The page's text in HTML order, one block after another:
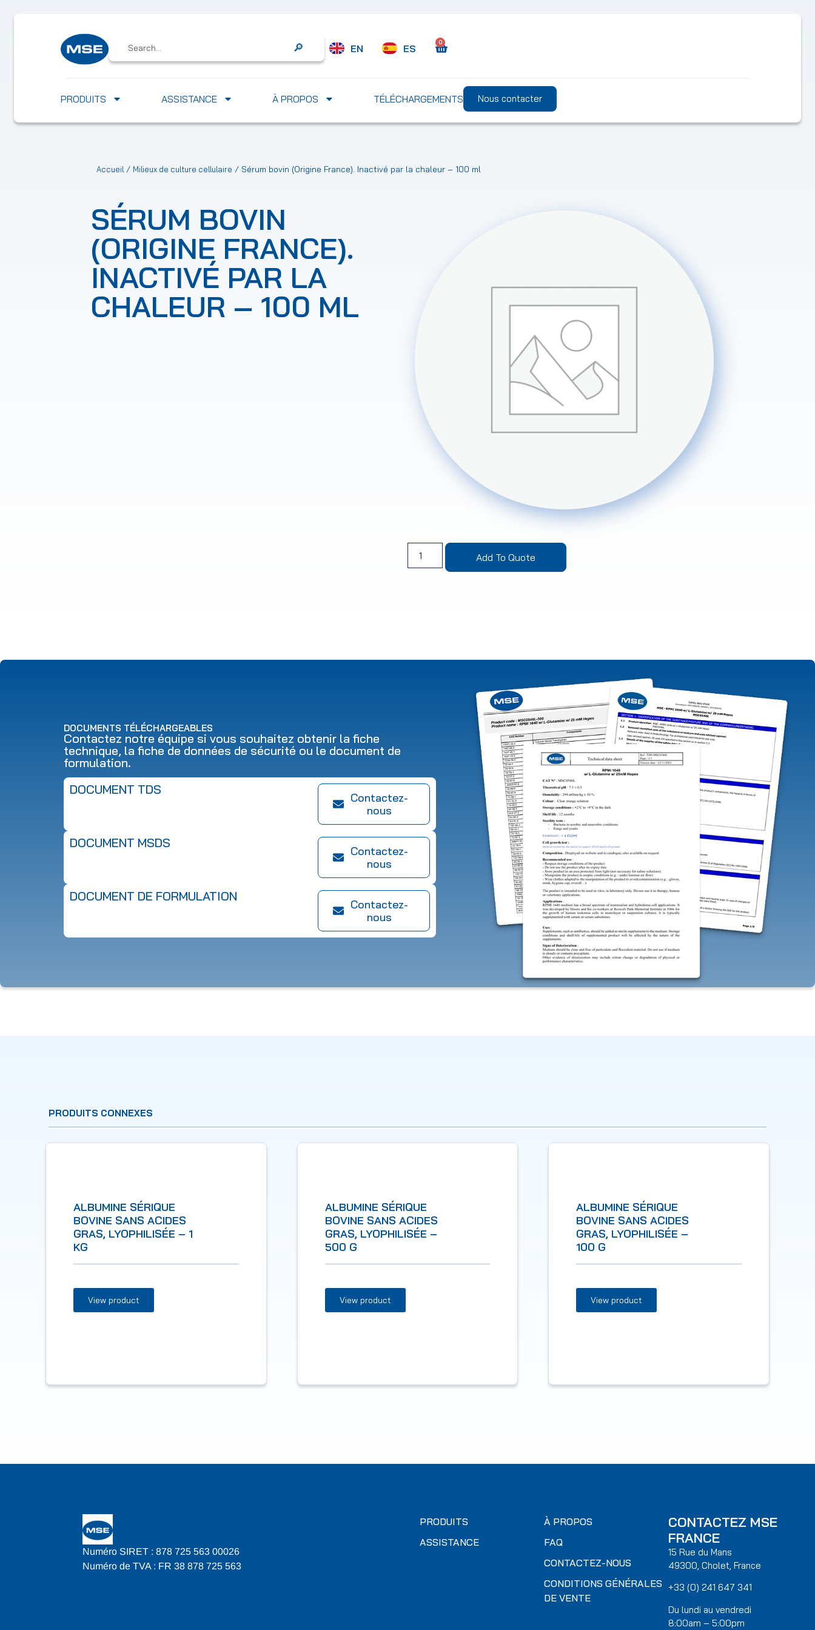
Search EN ES
0
PRODUITS ASSISTANCE À PROPOS TÉLÉCHARGEMENTS Nous contacter
Accueil / Milieux de culture cellulaire / Sérum bovin (Origine France). Inactivé par la chaleur – 100 ml
SÉRUM BOVIN
(ORIGINE FRANCE).
INACTIVÉ PAR LA
CHALEUR – 100 ML
Add To Quote
DOCUMENTS TÉLÉCHARGEABLES
Contactez notre équipe si vous souhaitez obtenir la fiche
technique, la fiche de données de sécurité ou le document de
formulation.
Contactez-
nous
DOCUMENT TDS
Contactez-
nous
DOCUMENT MSDS
Contactez-
nous
DOCUMENT DE FORMULATION
PRODUITS CONNEXES
ALBUMINE SÉRIQUE
BOVINE SANS ACIDES
GRAS, LYOPHILISÉE – 1
KG
View product
ALBUMINE SÉRIQUE
BOVINE SANS ACIDES
GRAS, LYOPHILISÉE –
500 G
View product
ALBUMINE SÉRIQUE
BOVINE SANS ACIDES
GRAS, LYOPHILISÉE –
100 G
View product
Numéro SIRET : 878 725 563 00026
Numéro de TVA : FR 38 878 725 563
PRODUITS
ASSISTANCE
À PROPOS
FAQ
CONTACTEZ-NOUS
CONDITIONS GÉNÉRALES
DE VENTE
CONTACTEZ MSE
FRANCE
15 Rue du Mans
49300, Cholet, France
+33 (0) 241 647 341
Du lundi au vendredi
8:00am – 5:00pm